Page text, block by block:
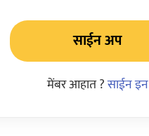
साईन अप
मेंबर आहात ?साईन इन